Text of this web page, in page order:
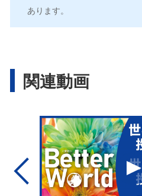
あります。
関連動画